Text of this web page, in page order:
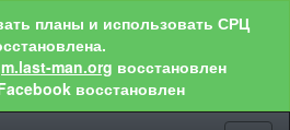
планы и использовать СРЦ
m.last-man.org восстановлен
восстановлен